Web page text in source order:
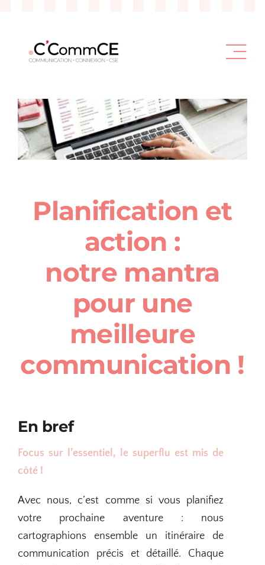
contenu
Planification et
action :
notre mantra
pour une
meilleure
communication !
En bref
Focus sur l’essentiel, le superflu est mis de
côté !
Avec nous, c’est comme si vous planifiez
votre prochaine aventure : nous
cartographions ensemble un itinéraire de
communication précis et détaillé. Chaque